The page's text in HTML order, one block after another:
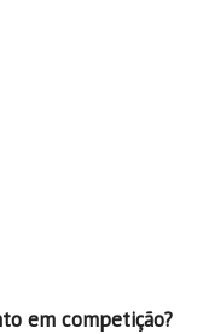
em competição?